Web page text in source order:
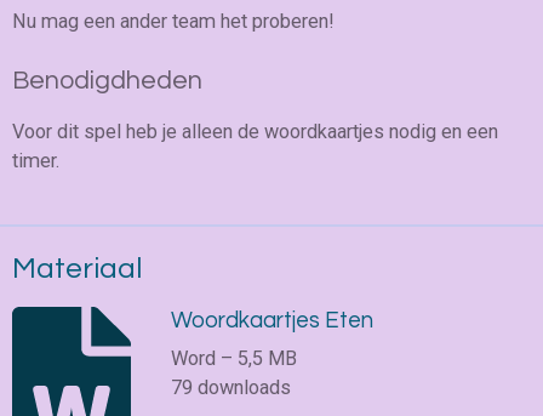
Nu mag een ander team het proberen!
Benodigdheden
Voor dit spel heb je alleen de woordkaartjes nodig en een
timer.
Materiaal
Woordkaartjes Eten
Word – 5,5 MB
79 downloads